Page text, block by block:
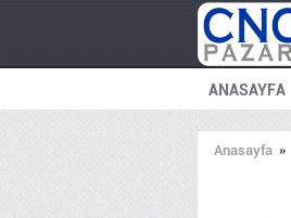
ANASAYFA
Anasayfa»